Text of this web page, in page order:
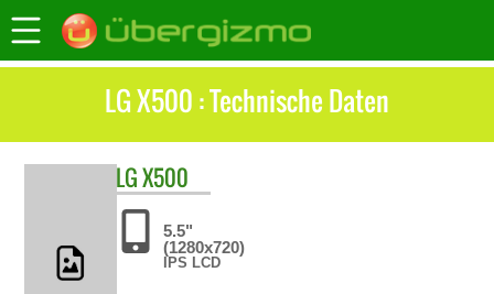
LG X500 : Technische Daten
LGX500
5.5"
(1280x720)
IPS LCD